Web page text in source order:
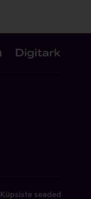
Küpsiste seaded